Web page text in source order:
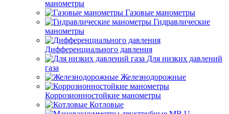
манометры
Газовые манометры
Гидравлические
манометры
Дифференциального давления
Для низких давлений
газа
Железнодорожные
Коррозионностойкие манометры
Котловые